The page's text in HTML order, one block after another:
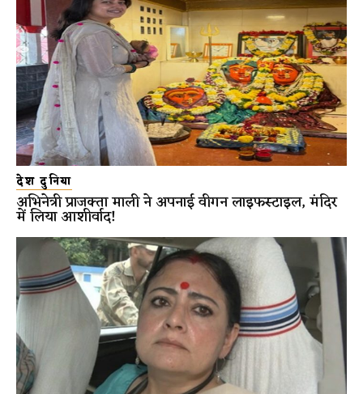
देश दुनिया
अभिनेत्री प्राजक्ता माली ने अपनाई वीगन लाइफस्टाइल, मंदिर
में लिया आशीर्वाद!